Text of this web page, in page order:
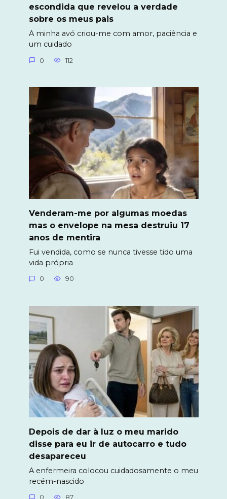
escondida que revelou a verdade
sobre os meus pais
A minha avó criou-me com amor, paciência e
um cuidado
0 112
Venderam-me por algumas moedas
mas o envelope na mesa destruiu 17
anos de mentira
Fui vendida, como se nunca tivesse tido uma
vida própria
0 90
Depois de dar à luz o meu marido
disse para eu ir de autocarro e tudo
desapareceu
A enfermeira colocou cuidadosamente o meu
recém-nascido
0 87